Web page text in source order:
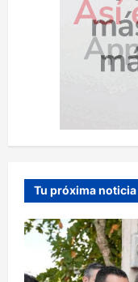
Tu próxima noticia